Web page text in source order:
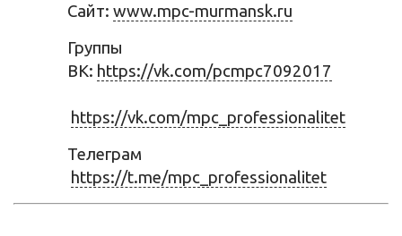
Сайт: www.mpc-murmansk.ru
Группы
ВК: https://vk.com/pcmpc7092017
https://vk.com/mpc_professionalitet
Телеграм
https://t.me/mpc_professionalitet